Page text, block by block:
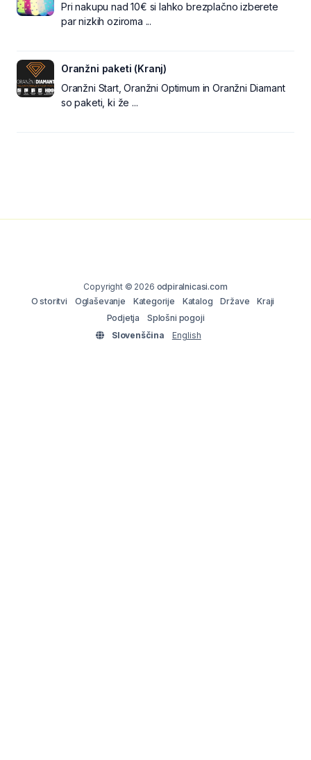
Pri nakupu nad 10€ si lahko brezplačno izberete
par nizkih oziroma ...
Oranžni paketi (Kranj)
Oranžni Start, Oranžni Optimum in Oranžni Diamant
so paketi, ki že ...
Copyright © 2026 odpiralnicasi.com
O storitvi
Oglaševanje Kategorije Katalog Države
Kraji
Podjetja
Splošni pogoji
Slovenščina
English